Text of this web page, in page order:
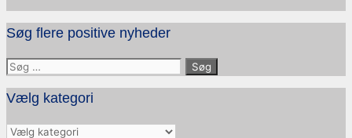
Søg flere positive nyheder
Søg
efter:
Vælg kategori
Vælg